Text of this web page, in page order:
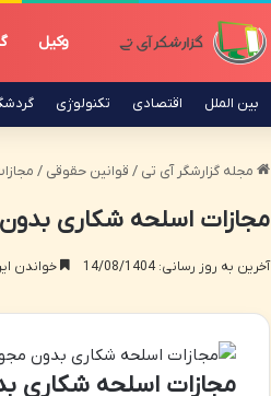
وکیل
بین الملل اقتصادی تکنولوژی
مجله گزارشگر آی تی / قوانین حقوقی /
مجازات اسلحه شکاری بدون
آخرین به روز رسانی: 14/08/1404 خواندن این مطلب 15
مجازات اسلحه شکاری